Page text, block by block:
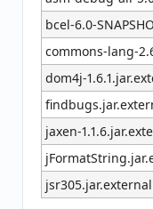
bcel-6.0-
commons-lang-
dom4j-
jaxen-
jsr305.jar.external